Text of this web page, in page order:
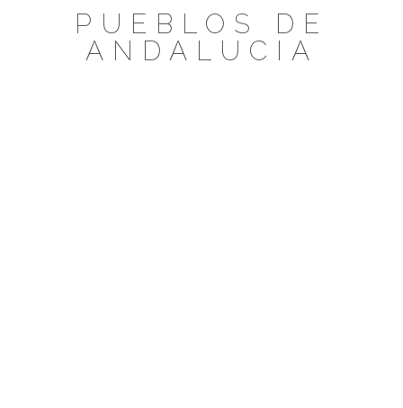
PUEBLOS DE
ANDALUCIA